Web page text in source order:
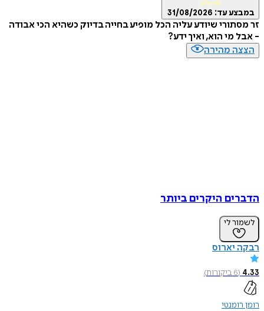
עד:31/08/2026
שיודע עליה הכל מופיע בחייה בדיוק כשהיא הכי אבודה
מי הוא, ואיך ידע?
מהירה
היקרים ביותר
לי
יארוס
6ביקורות)